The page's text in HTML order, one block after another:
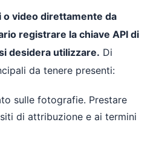
o video direttamente da
registrare la chiave API di
desidera utilizzare. Di
da tenere presenti:
sulle fotografie. Prestare
di attribuzione e ai termini